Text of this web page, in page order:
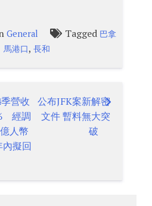
General Tagged 巴拿
馬港口,長和
營收
經調
人幣
擬回
公布JFK案新解密
文件 暫料無大突
破